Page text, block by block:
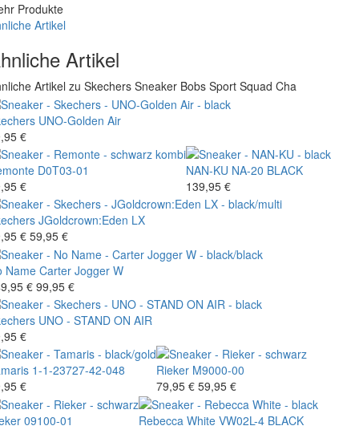
Produkte
Artikel
Artikel
Artikel zu Skechers Sneaker Bobs Sport Squad Cha
UNO-Golden Air
€
D0T03-01
€
NAN-KU NA-20 BLACK
139,95 €
JGoldcrown:Eden LX
€ 59,95 €
Name Carter Jogger W
€ 99,95 €
UNO - STAND ON AIR
€
1-1-23727-42-048
€
Rieker M9000-00
79,95 € 59,95 €
09100-01
Rebecca White VW02L-4 BLACK